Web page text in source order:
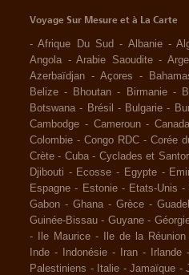
Voyage Sur Mesure et à La Carte
-Afrique Du Sud - Albanie -
Angola -Arabie Saoudite -
Azerbaïdjan - Açores -
Belize - Bhoutan - Birmanie -
Botswana - Brésil - Bulgarie -
Cambodge - Cameroun - Canada
Colombie - Congo RDC - Corée
Crète - Cuba - Cyclades et
Djibouti - Ecosse - Egypte -
Espagne - Estonie - Etats-Unis -
Gabon - Ghana - Grèce -
Guinée-Bissau - Guyane -
-
Ile Maurice - Ile de la Réunion
Inde - Indonésie - Iran - Irlande -
Palestiniens - Italie - Jamaïque -